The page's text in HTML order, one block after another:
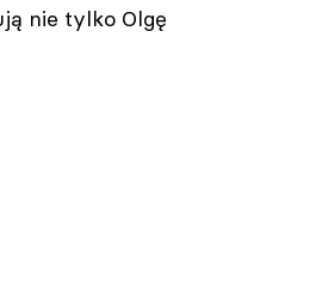
nie tylko Olgę